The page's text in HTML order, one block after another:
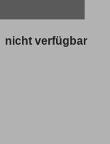
nicht verfügbar